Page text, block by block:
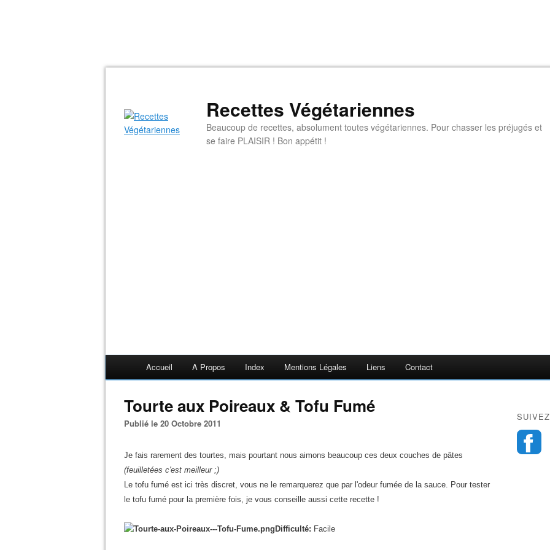
Recettes Végétariennes
Beaucoup de recettes, absolument toutes végétariennes. Pour chasser les préjugés et
se faire PLAISIR ! Bon appétit !
Accueil A Propos Index Mentions Légales Liens Contact
Tourte aux Poireaux & Tofu Fumé
Publié le 20 Octobre 2011
Je fais rarement des tourtes, mais pourtant nous aimons beaucoup ces deux couches de pâtes
(feuilletées c'est meilleur ;)
Le tofu fumé est ici très discret, vous ne le remarquerez que par l'odeur fumée de la sauce. Pour tester
le tofu fumé pour la première fois, je vous conseille aussi cette recette !
Difficulté: Facile